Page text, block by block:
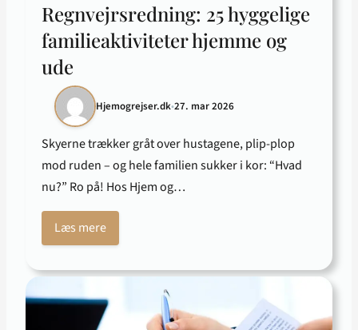
Regnvejrsredning: 25 hyggelige
familieaktiviteter hjemme og
ude
Hjemogrejser.dk•27. mar 2026
Skyerne trækker gråt over hustagene, plip-plop
mod ruden – og hele familien sukker i kor: “Hvad
nu?” Ro på! Hos Hjem og…
Læs mere